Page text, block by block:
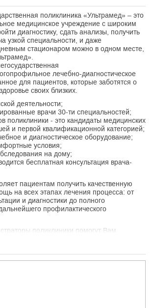
поликлиника «Ультрамед» – это
медицинское учреждение с широким
диагностику, сдать анализы, получить
узкой специальности, и даже
стационаром можно в одном месте,
лечебно-диагностическое
для пациентов, которые заботятся о
своих близких.
деятельности;
врачи 30-ти специальностей;
поликлиники - это кандидаты медицинских
и первой квалификационной категорией;
и диагностическое оборудование;
условия;
на дому;
бесплатная консультация врача-
пациентам получить качественную
на всех этапах лечения процесса: от
и диагностики до полного
профилактического
поликлиники помогут Вам
совместить визит к нескольким
день.